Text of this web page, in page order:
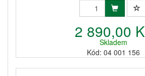
2 890,00
Skladem
Kód: 04 001 156